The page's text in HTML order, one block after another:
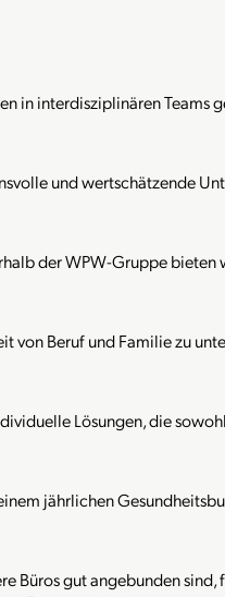
in interdisziplinären Teams
und wertschätzende
der WPW-Gruppe bieten
Beruf und Familie zu
Lösungen, die
jährlichen
Büros gut angebunden sind,